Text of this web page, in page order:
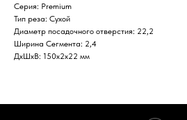
Серия: Premium
Тип реза: Сухой
Диаметр посадочного отверстия: 22,2
Ширина Сегмента: 2,4
ДxШxВ: 150x2x22 мм